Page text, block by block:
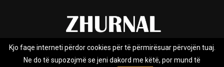
Rreth nesh Impresumi Marketing
Kjo faqe interneti përdor cookies për të përmirësuar përvojën tuaj.
Ne do të supozojmë se jeni dakord me këtë, por mund të